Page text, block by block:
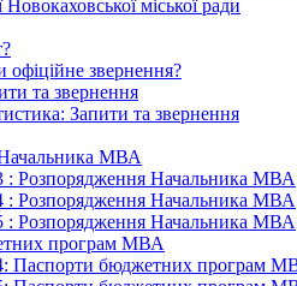
Новокаховської міської ради
офіційне звернення?
та звернення
Запити та звернення
МВА
: Розпорядження Начальника МВА
: Розпорядження Начальника МВА
: Розпорядження Начальника МВА
програм МВА
Паспорти бюджетних програм